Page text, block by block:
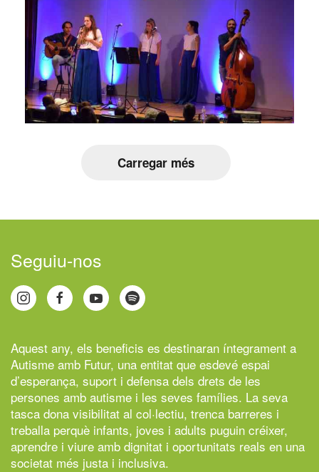
Carregar més
Seguiu-nos
Aquest any, els beneficis es destinaran íntegrament a
Autisme amb Futur, una entitat que esdevé espai
d’esperança, suport i defensa dels drets de les
persones amb autisme i les seves famílies. La seva
tasca dona visibilitat al col·lectiu, trenca barreres i
treballa perquè infants, joves i adults puguin créixer,
aprendre i viure amb dignitat i oportunitats reals en una
societat més justa i inclusiva.